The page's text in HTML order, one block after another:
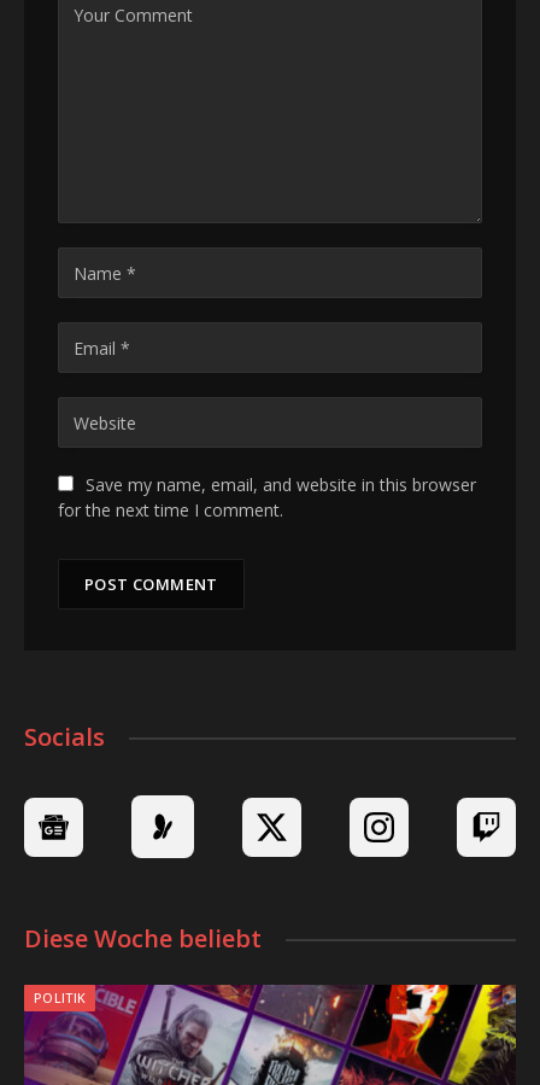
Save my name, email, and website in this browser
for the next time I comment.
Socials
Diese Woche beliebt
POLITIK